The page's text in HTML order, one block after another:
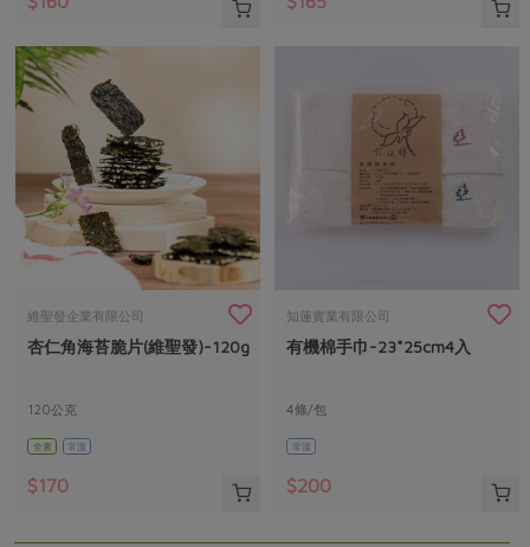
維聖發企業有限公司
杏仁角海苔脆片(維聖發)-120g
120公克
全素 常溫
$170
知蓮實業有限公司
有機棉手巾-23*25cm4入
4條/包
常溫
$200